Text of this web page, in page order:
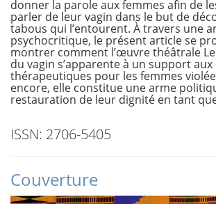
donner la parole aux femmes afin de
parler de leur vagin dans le but de
tabous qui l’entourent. À travers une
psychocritique, le présent article se
montrer comment l’œuvre théâtrale
du vagin s’apparente à un support aux
thérapeutiques pour les femmes
encore, elle constitue une arme
restauration de leur dignité en tant
ISSN: 2706-5405
Couverture